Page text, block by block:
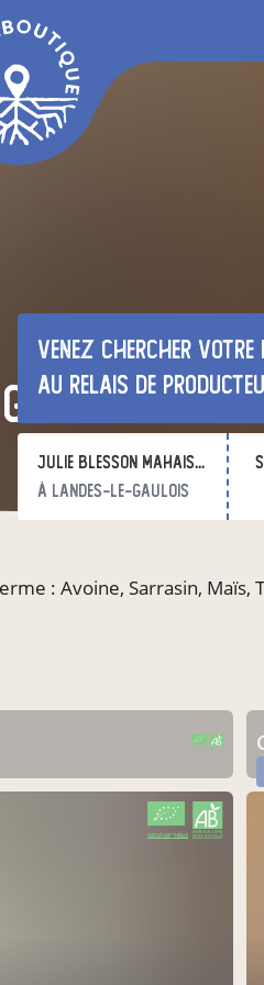
& thistle)
Venez chercher votre
au relais de
Julie BLESSON MAHAIS (HEDGEHOG & THISTLE)
à Landes-le-Gaulois
: Avoine, Sarrasin, Maïs,
CERTIFIÉ PAR FR-BIO-10
AGRICULTURE FRANCE